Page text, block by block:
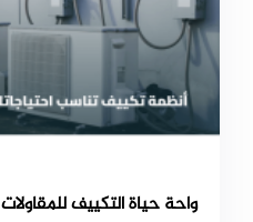
واحة حياة التكييف للمقاولات